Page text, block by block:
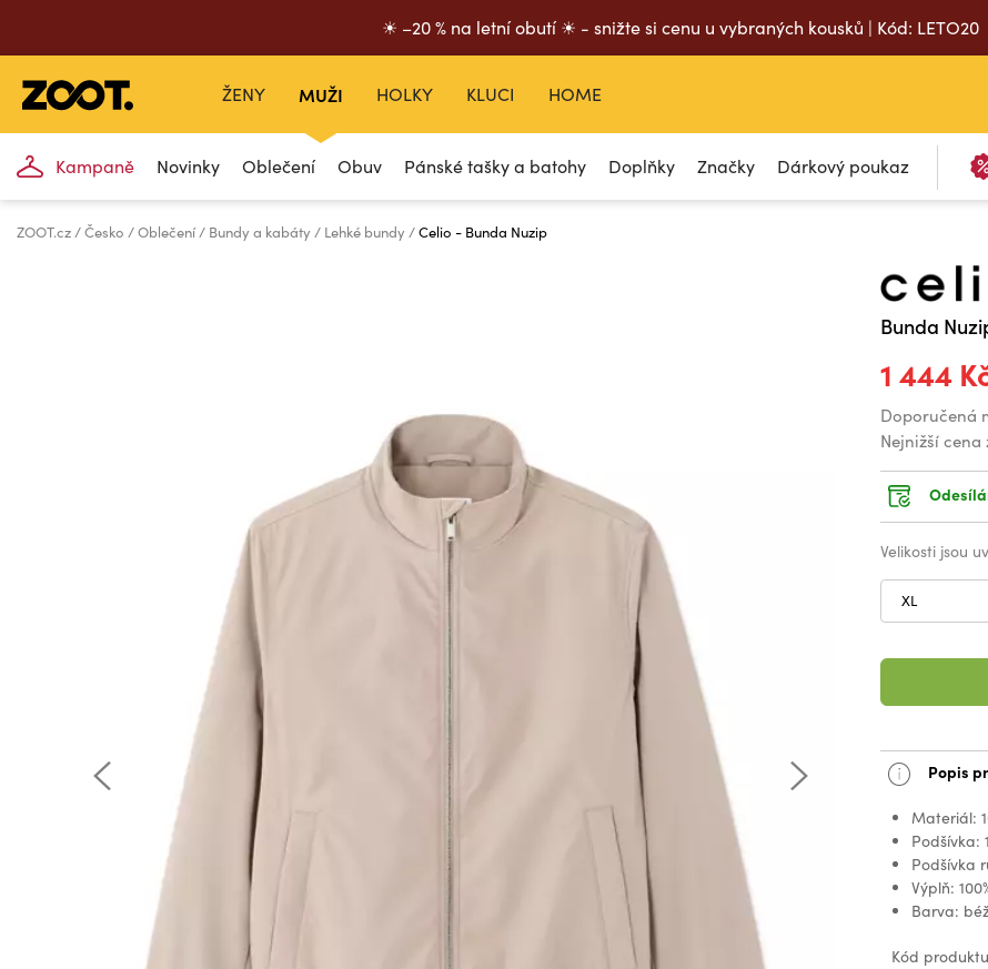
☀ –20 % na letní obutí ☀ - snižte si cenu u vybraných kousků | Kód: LETO20
ŽENY MUŽI
Kampaně Novinky Oblečení Obuv Pánské tašky a batohy Doplňky Značky Dárkový poukaz
HOLKY KLUCI HOME
ZOOT.cz Česko Oblečení Bundy a kabáty Lehké bundy Celio - Bunda Nuzip
Bunda
1 444
Doporučená
Nejnižší
Velikosti jsou
XL
Popis
Materiál:
Podšívka:
Podšívka
Výplň:
Barva:
Kód